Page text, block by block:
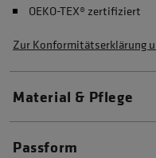
OEKO-TEX® zertifiziert
Zur Konformitätserklärung
Material & Pflege
Passform